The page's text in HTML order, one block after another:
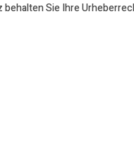
Sie Ihre